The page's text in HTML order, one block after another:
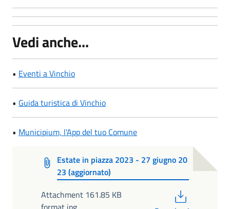
Vedi anche...
• Eventi a Vinchio
• Guida turistica di Vinchio
• Municipium, l'App del tuo Comune
Estate in piazza 2023 - 27 giugno 20
23 (aggiornato)
Attachment 161.85 KB